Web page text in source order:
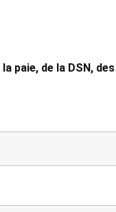
paie, de la DSN,